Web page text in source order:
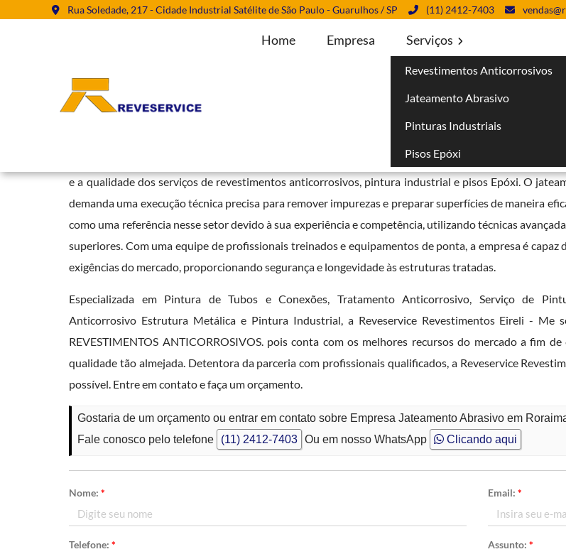
Rua Soledade, 217 - Cidade Industrial Satélite de São Paulo - Guarulhos / SP (11) 2412-7403
Home Empresa Serviços
Revestimentos Anticorrosivos
Jateamento Abrasivo
Pinturas Industriais
Pisos Epóxi
Empresa Jateamento Abrasivo em Roraima
bem qualificada no mercado é
e a qualidade dos serviços de revestimentos anticorrosivos, pintura industrial e pisos Epóxi. O
demanda uma execução técnica precisa para remover impurezas e preparar superfícies de maneira
como uma referência nesse setor devido à sua experiência e competência, utilizando técnicas
superiores. Com uma equipe de profissionais treinados e equipamentos de ponta, a empresa é capaz
exigências do mercado, proporcionando segurança e longevidade às estruturas tratadas.
Especializada em Pintura de Tubos e Conexões, Tratamento Anticorrosivo, Serviço de
Anticorrosivo Estrutura Metálica e Pintura Industrial, a Reveservice Revestimentos Eireli - Me
REVESTIMENTOS ANTICORROSIVOS. pois conta com os melhores recursos do mercado a fim
qualidade tão almejada. Detentora da parceria com profissionais qualificados, a Reveservice
possível. Entre em contato e faça um orçamento.
Gostaria de um orçamento ou entrar em contato sobre Empresa Jateamento Abrasivo em
Fale conosco pelo telefone
(11) 2412-7403 Ou em nosso WhatsApp Clicando aqui
Nome:* Email: *
Telefone:* Assunto: *